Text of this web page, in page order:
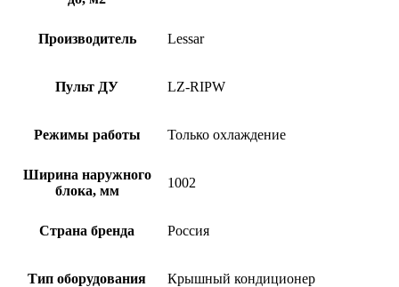
Производитель Lessar
Пульт ДУ LZ-RIPW
Режимы работы Только охлаждение
Ширина наружного
блока, мм
1002
Страна бренда Россия
Тип оборудования Крышный кондиционер